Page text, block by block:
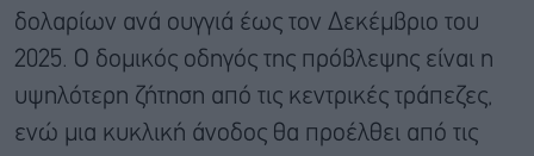
δολαρίων ανά ουγγιά έως τον Δεκέμβριο του
2025. Ο δομικός οδηγός της πρόβλεψης είναι η
υψηλότερη ζήτηση από τις κεντρικές τράπεζες,
ενώ μια κυκλική άνοδος θα προέλθει από τις